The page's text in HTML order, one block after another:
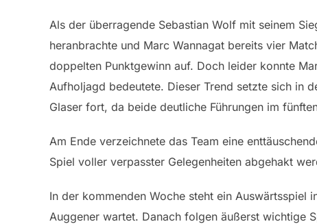
Als der überragende Sebastian Wolf mit seinem
heranbrachte und Marc Wannagat bereits vier
doppelten Punktgewinn auf. Doch leider konnte
Aufholjagd bedeutete. Dieser Trend setzte sich in
Glaser fort, da beide deutliche Führungen im
Am Ende verzeichnete das Team eine
Spiel voller verpasster Gelegenheiten abgehakt
In der kommenden Woche steht ein Auswärtsspiel
Auggener wartet. Danach folgen äußerst wichtige